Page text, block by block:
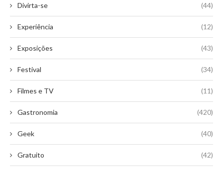
Divirta-se (44)
Experiência (12)
Exposições (43)
Festival (34)
Filmes e TV (11)
Gastronomia (420)
Geek (40)
Gratuito (42)